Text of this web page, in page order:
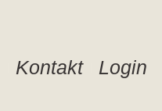
Kontakt Login